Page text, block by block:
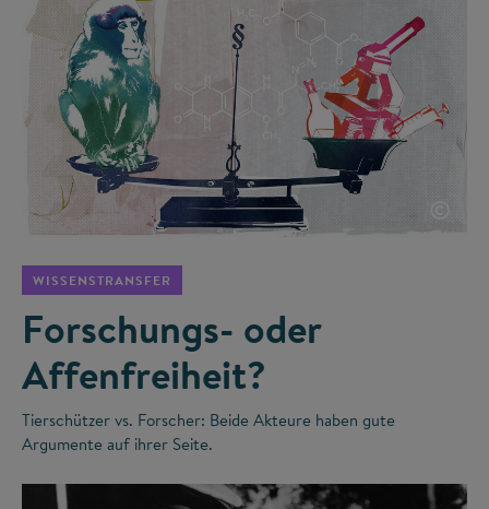
©
WISSENSTRANSFER
Forschungs- oder
Affenfreiheit?
Tierschützer vs. Forscher: Beide Akteure haben gute
Argumente auf ihrer Seite.